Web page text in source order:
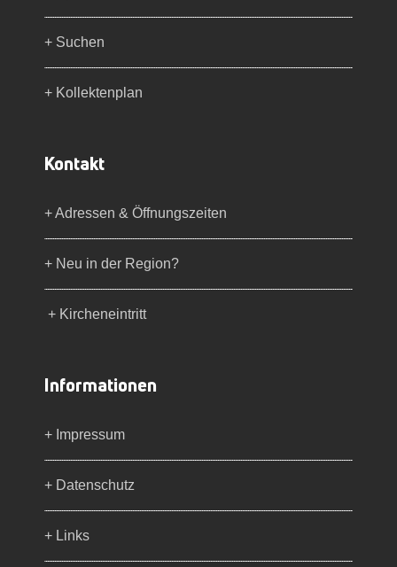
+ Suchen
+ Kollektenplan
Kontakt
+ Adressen & Öffnungszeiten
+ Neu in der Region?
+ Kircheneintritt
Informationen
+ Impressum
+ Datenschutz
+ Links